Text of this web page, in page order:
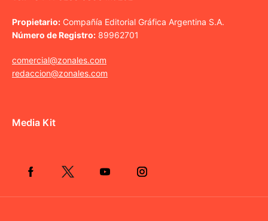
Propietario: Compañía Editorial Gráfica Argentina S.A.
Número de Registro: 89962701
comercial@zonales.com
redaccion@zonales.com
Media Kit